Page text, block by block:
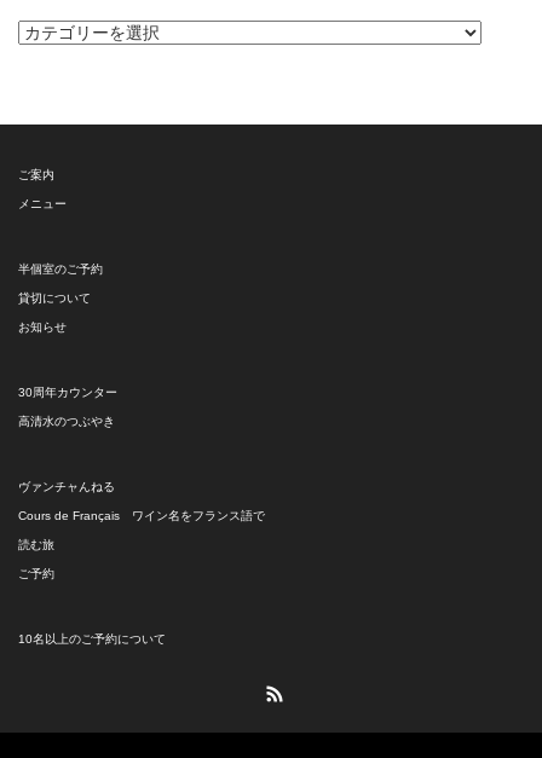
カ
ー
ご案内
メニュー
半個室のご予約
貸切について
お知らせ
30周年カウンター
高清水のつぶやき
ヴァンチャんねる
Cours de Français ワイン名をフランス語で
読む旅
ご予約
10名以上のご予約について